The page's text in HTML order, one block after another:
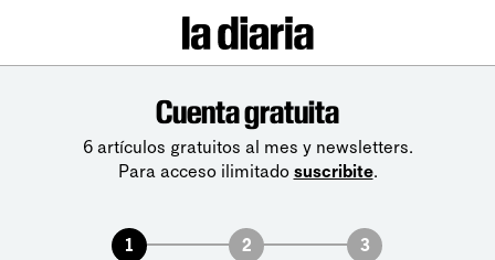
Cuenta gratuita
6 artículos gratuitos al mes y newsletters.
Para acceso ilimitado suscribite.
1 2 3